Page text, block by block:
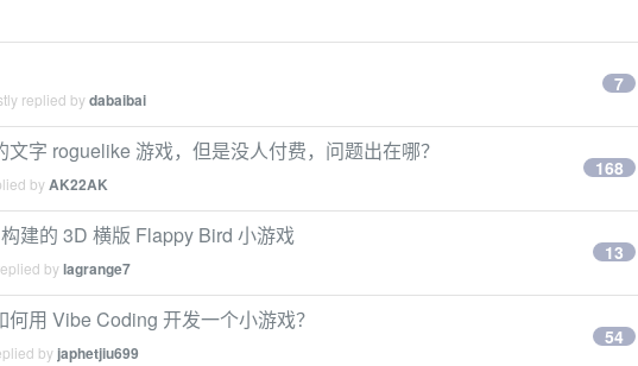
replied bydabaibai
7
字 roguelike 游戏，但是没人付费，问题出在哪？
byAK22AK
168
建的 3D 横版 Flappy Bird 小游戏
bylagrange7
13
用 Vibe Coding 开发一个小游戏？
by japhetjiu699
54